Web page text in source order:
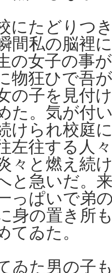
にたどりつ
間私の脳裡
の女子の事
物狂ひで吾
の子を見付
た。気が付
けられ校庭
左往する人
々と燃え続
と急いだ。
っぱいで弟
身の置き所
てゐた。
ゐた男の子